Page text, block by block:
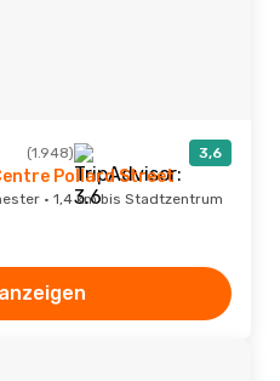
(1.948) 3,6
Pollard Street
· 1,4 km bis Stadtzentrum